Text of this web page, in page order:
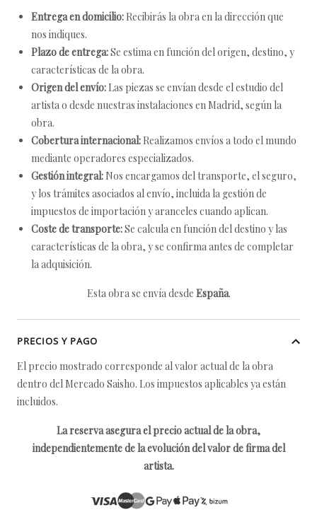
Entrega en domicilio: Recibirás la obra en la dirección que
nos indiques.
Plazo de entrega:Se estima en función del origen, destino, y
características de la obra.
Origen del envío: Las piezas se envían desde el estudio del
artista o desde nuestras instalaciones en Madrid, según la
obra.
Cobertura internacional: Realizamos envíos a todo el mundo
mediante operadores especializados.
Gestión integral: Nos encargamos del transporte, el seguro,
y los trámites asociados al envío, incluida la gestión de
impuestos de importación y aranceles cuando aplican.
Coste de transporte:Se calcula en función del destino y las
características de la obra, y se confirma antes de completar
la adquisición.
Esta obra se envía desde España.
PRECIOS Y PAGO
El precio mostrado corresponde al valor actual de la obra
dentro del Mercado Saisho. Los impuestos aplicables ya están
incluidos.
La reserva asegura el precio actual de la obra,
independientemente de la evolución del valor de firma del
artista.